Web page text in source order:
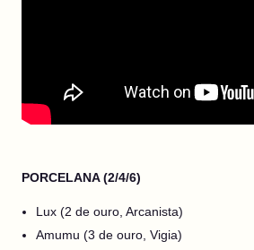
PORCELANA (2/4/6)
Lux (2 de ouro, Arcanista)
Amumu (3 de ouro, Vigia)